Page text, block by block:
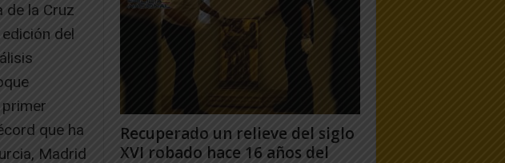
de la Cruz
del
que ha
Madrid
Recuperado un relieve del siglo
XVI robado hace 16 años del